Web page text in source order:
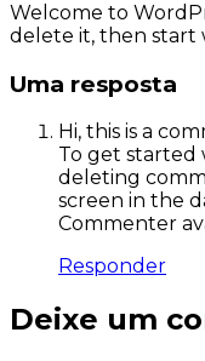
Welcome to
delete it, then start
Uma resposta
Hi, this is a
To get started
deleting
screen in the
Commenter
Responder
Deixe um